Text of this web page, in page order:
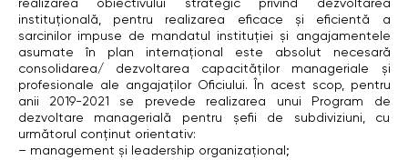
realizarea obiectivului strategic privind dezvoltarea
instituțională, pentru realizarea eficace și eficientă a
sarcinilor impuse de mandatul instituției și angajamentele
asumate în plan internațional este absolut necesară
consolidarea/ dezvoltarea capacităților manageriale și
profesionale ale angajaților Oficiului. În acest scop, pentru
anii 2019-2021 se prevede realizarea unui Program de
dezvoltare managerială pentru șefii de subdiviziuni, cu
următorul conținut orientativ:
– management și leadership organizațional;